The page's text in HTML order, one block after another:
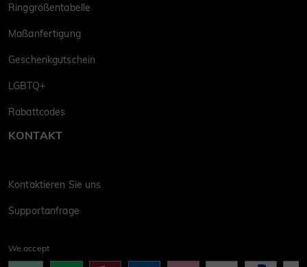
Ringgrößentabelle
Maßanfertigung
Geschenkgutschein
LGBTQ+
Rabattcodes
KONTAKT
Kontaktieren Sie uns
Supportanfrage
We accept